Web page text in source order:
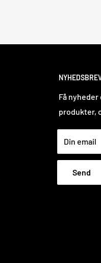
Få
produkter,
Din email
Send